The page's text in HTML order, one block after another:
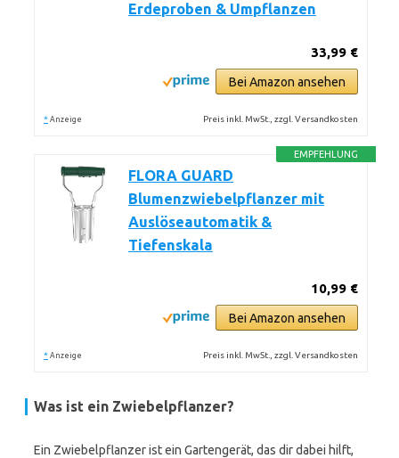
Erdeproben & Umpflanzen
33,99 €
Bei Amazon ansehen
* Anzeige Preis inkl. MwSt., zzgl. Versandkosten
EMPFEHLUNG
FLORA GUARD
Blumenzwiebelpflanzer mit
Auslöseautomatik &
Tiefenskala
10,99 €
Bei Amazon ansehen
* Anzeige Preis inkl. MwSt., zzgl. Versandkosten
Was ist ein Zwiebelpflanzer?
Ein Zwiebelpflanzer ist ein Gartengerät, das dir dabei hilft,